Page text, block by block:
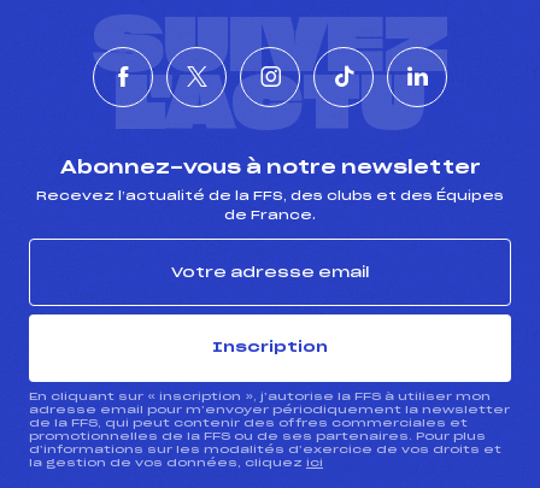
SUIVEZ
L'ACTU
Abonnez-vous à notre newsletter
Recevez l’actualité de la FFS, des clubs et des Équipes
de France.
Inscription
En cliquant sur « inscription », j’autorise la FFS à utiliser mon
adresse email pour m’envoyer périodiquement la newsletter
de la FFS, qui peut contenir des offres commerciales et
promotionnelles de la FFS ou de ses partenaires. Pour plus
d’informations sur les modalités d’exercice de vos droits et
la gestion de vos données, cliquez ici